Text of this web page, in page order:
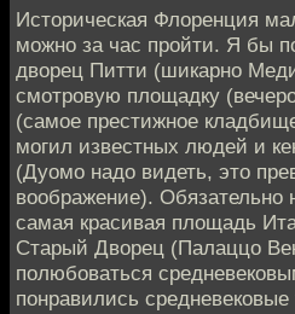
Историческая Флоренция
можно за час пройти. Я бы
дворец Питти (шикарно
смотровую площадку
(самое престижное
могил известных людей и
(Дуомо надо видеть, это
воображение).
самая красивая площадь
Старый Дворец (Палаццо
полюбоваться
понравились